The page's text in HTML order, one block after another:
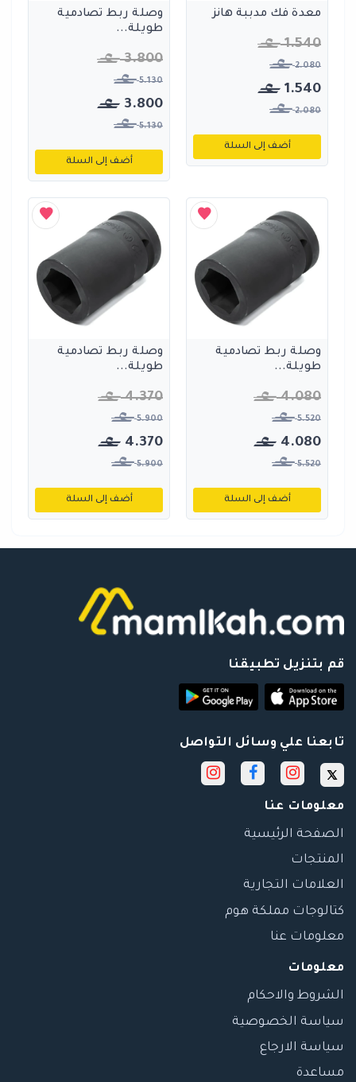
معدة فك مدببة هانز
1.540
2.080
1.540
2.080
أضف إلى السلة
وصلة ربط تصادمية
طويلة...
3.800
5.130
3.800
5.130
أضف إلى السلة
وصلة ربط تصادمية
طويلة...
4.080
5.520
4.080
5.520
أضف إلى السلة
وصلة ربط تصادمية
طويلة...
4.370
5.900
4.370
5.900
أضف إلى السلة
قم بتنزيل تطبيقنا
تابعنا علي وسائل التواصل
معلومات عنا
الصفحة الرئيسية
المنتجات
العلامات التجارية
كتالوجات مملكة هوم
معلومات عنا
معلومات
الشروط والاحكام
سياسة الخصوصية
سياسة الارجاع
مساعدة